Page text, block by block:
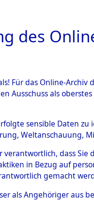
zu
→
des
Für das Online-
Ausschuss als
sensible Daten
Weltanschauung,
verantwortlich, dass
in Bezug auf
gemacht
als Angehöriger